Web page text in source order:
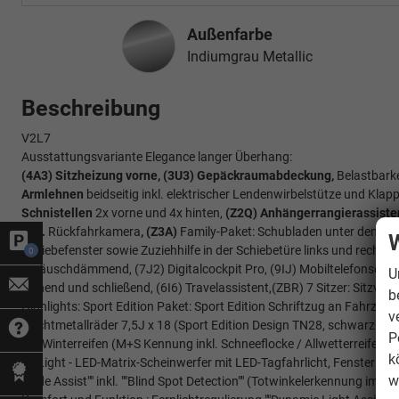
0
Außenfarbe
Indiumgrau Metallic
Beschreibung
V2L7
Ausstattungsvariante Elegance langer Überhang:
(4A3) Sitzheizung vorne, (3U3) Gepäckraumabdeckung,
Armlehnen beidseitig inkl. elektrischer Lendenwirbelstütze und
Schnistellen 2x vorne und 4x hinten, (Z2Q)
inkl. Rückfahrkamera, (Z3A) Family-Paket: Schubladen unter den
Schiebefenster sowie Zuziehhilfe in der Schiebetüre links und
geräuschdämmend, (7J2) Digitalcockpit Pro, (9IJ)
öffnend und schließend, (6I6) Travelassistent,(ZBR) 7 Sitzer:
Highlights: Sport Edition Paket: Sport Edition Schriftzug an
Leichtmetallräder 7,5J x 18 (Sport Edition Design TN28, schwarz
mit Winterreifen (M+S Kennung inkl. Schneeflocke /
IQ.Light - LED-Matrix-Scheinwerfer mit LED-Tagfahrlicht, Fenster
""Side Assist"" inkl. ""Blind Spot Detection"" (Totwinkelerkennung im